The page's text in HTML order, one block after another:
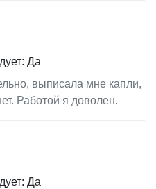
Да
выписала мне капли,
Работой я доволен.
Да